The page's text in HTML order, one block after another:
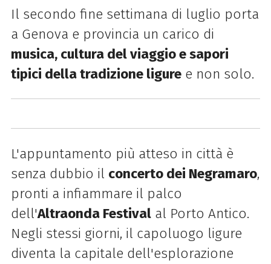
Il secondo fine settimana di luglio porta
a Genova e provincia un carico di
musica, cultura del viaggio e sapori
tipici della tradizione liguree non solo.
L'appuntamento più atteso in città è
senza dubbio il concerto dei Negramaro,
pronti a infiammare il palco
dell'Altraonda Festivalal Porto Antico.
Negli stessi giorni, il capoluogo ligure
diventa la capitale dell'esplorazione